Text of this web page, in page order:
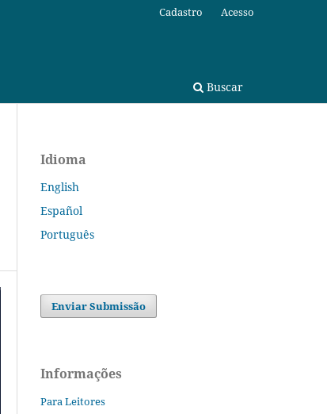
Buscar
Cadastro Acesso
Idioma
English
Español
Português
Enviar Submissão
Informações
Para Leitores